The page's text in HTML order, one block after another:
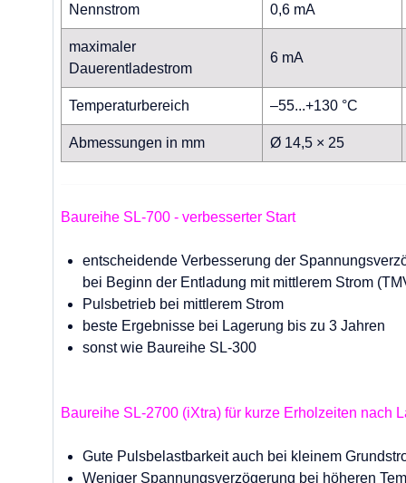
Nennstrom 0,6 mA
maximaler
Dauerentladestrom
6 mA
Temperaturbereich –55...+130 °C
Abmessungen in mm Ø 14,5 × 25
Baureihe SL-700 - verbesserter Start
entscheidende Verbesserung der
bei Beginn der Entladung mit mittlerem Strom
Pulsbetrieb bei mittlerem Strom
beste Ergebnisse bei Lagerung bis zu 3 Jahren
sonst wie Baureihe SL-300
Baureihe SL-2700 (iXtra) für kurze Erholzeiten nach
Gute Pulsbelastbarkeit auch bei kleinem
Weniger Spannungsverzögerung bei höheren